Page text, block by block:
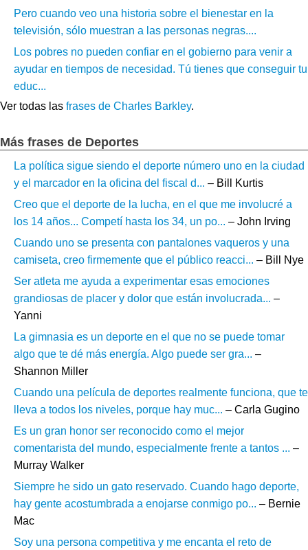
Pero cuando veo una historia sobre el bienestar en la
televisión, sólo muestran a las personas negras....
Los pobres no pueden confiar en el gobierno para venir a
ayudar en tiempos de necesidad. Tú tienes que conseguir tu
educ...
Ver todas las frases de Charles Barkley.
Más frases de Deportes
La política sigue siendo el deporte número uno en la ciudad
y el marcador en la oficina del fiscal d... – Bill Kurtis
Creo que el deporte de la lucha, en el que me involucré a
los 14 años... Competí hasta los 34, un po... – John Irving
Cuando uno se presenta con pantalones vaqueros y una
camiseta, creo firmemente que el público reacci... – Bill Nye
Ser atleta me ayuda a experimentar esas emociones
grandiosas de placer y dolor que están involucrada... –
Yanni
La gimnasia es un deporte en el que no se puede tomar
algo que te dé más energía. Algo puede ser gra... –
Shannon Miller
Cuando una película de deportes realmente funciona, que te
lleva a todos los niveles, porque hay muc... – Carla Gugino
Es un gran honor ser reconocido como el mejor
comentarista del mundo, especialmente frente a tantos ... –
Murray Walker
Siempre he sido un gato reservado. Cuando hago deporte,
hay gente acostumbrada a enojarse conmigo po... – Bernie
Mac
Soy una persona competitiva y me encanta el reto de